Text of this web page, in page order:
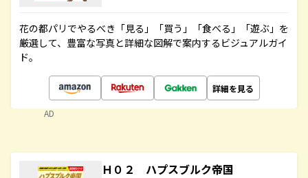
花の都パリでやるべき「見る」「買う」「食べる」「遊ぶ」を
厳選して、豊富な写真と詳細な図解で案内するビジュアルガイ
ド。
詳細を見る
AD
Ｈ０２ ハプスブルク帝国